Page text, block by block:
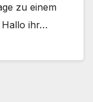
zu einem
Hallo ihr…